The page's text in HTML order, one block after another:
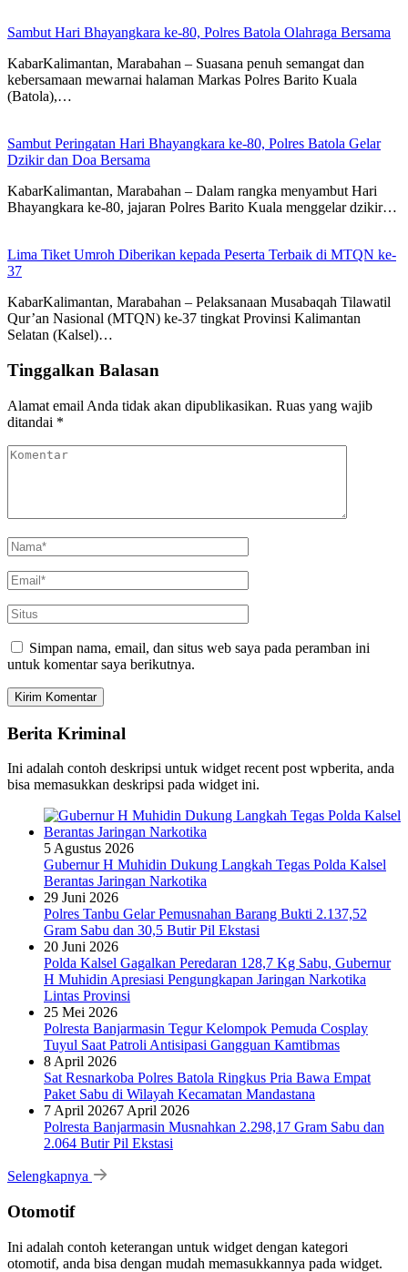
Sambut Hari Bhayangkara ke-80, Polres Batola Olahraga Bersama
KabarKalimantan, Marabahan – Suasana penuh semangat dan
kebersamaan mewarnai halaman Markas Polres Barito Kuala
(Batola),…
Sambut Peringatan Hari Bhayangkara ke-80, Polres Batola Gelar
Dzikir dan Doa Bersama
KabarKalimantan, Marabahan – Dalam rangka menyambut Hari
Bhayangkara ke-80, jajaran Polres Barito Kuala menggelar dzikir…
Lima Tiket Umroh Diberikan kepada Peserta Terbaik di MTQN ke-
37
KabarKalimantan, Marabahan – Pelaksanaan Musabaqah Tilawatil
Qur’an Nasional (MTQN) ke-37 tingkat Provinsi Kalimantan
Selatan (Kalsel)…
Tinggalkan Balasan
Alamat email Anda tidak akan dipublikasikan. Ruas yang wajib
ditandai *
Simpan nama, email, dan situs web saya pada peramban ini
untuk komentar saya berikutnya.
Berita Kriminal
Ini adalah contoh deskripsi untuk widget recent post wpberita, anda
bisa memasukkan deskripsi pada widget ini.
5 Agustus 2026
Gubernur H Muhidin Dukung Langkah Tegas Polda Kalsel
Berantas Jaringan Narkotika
29 Juni 2026
Polres Tanbu Gelar Pemusnahan Barang Bukti 2.137,52
Gram Sabu dan 30,5 Butir Pil Ekstasi
20 Juni 2026
Polda Kalsel Gagalkan Peredaran 128,7 Kg Sabu, Gubernur
H Muhidin Apresiasi Pengungkapan Jaringan Narkotika
Lintas Provinsi
25 Mei 2026
Polresta Banjarmasin Tegur Kelompok Pemuda Cosplay
Tuyul Saat Patroli Antisipasi Gangguan Kamtibmas
8 April 2026
Sat Resnarkoba Polres Batola Ringkus Pria Bawa Empat
Paket Sabu di Wilayah Kecamatan Mandastana
7 April 20267 April 2026
Polresta Banjarmasin Musnahkan 2.298,17 Gram Sabu dan
2.064 Butir Pil Ekstasi
Selengkapnya
Otomotif
Ini adalah contoh keterangan untuk widget dengan kategori
otomotif, anda bisa dengan mudah memasukkannya pada widget.